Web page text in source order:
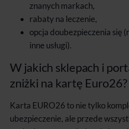
znanych markach,
rabaty na leczenie,
opcja doubezpieczenia się
inne usługi).
W jakich sklepach i
zniżki na kartę Euro26?
Karta EURO26 to nie tylko
ubezpieczenie, ale przede